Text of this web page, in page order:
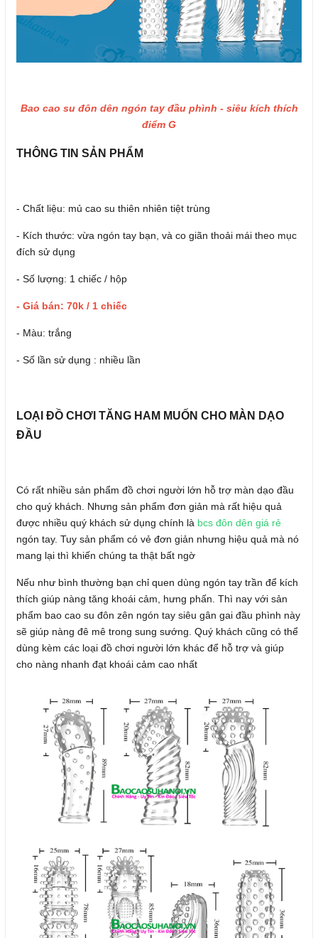
Bao cao su đôn dên ngón tay đầu phình - siêu kích thích
điểm G
THÔNG TIN SẢN PHẨM
- Chất liệu: mủ cao su thiên nhiên tiệt trùng
- Kích thước: vừa ngón tay bạn, và co giãn thoải mái theo mục
đích sử dụng
- Số lượng: 1 chiếc / hộp
- Giá bán: 70k / 1 chiếc
- Màu: trắng
- Số lần sử dụng : nhiều lần
LOẠI ĐỒ CHƠI TĂNG HAM MUỐN CHO MÀN DẠO
ĐẦU
Có rất nhiều sản phẩm đồ chơi người lớn hỗ trợ màn dạo đầu
cho quý khách. Nhưng sản phẩm đơn giản mà rất hiệu quả
được nhiều quý khách sử dụng chính là bcs đôn dên giá rẻ
ngón tay. Tuy sản phẩm có vẻ đơn giản nhưng hiệu quả mà nó
mang lại thì khiến chúng ta thật bất ngờ
Nếu như bình thường bạn chỉ quen dùng ngón tay trần để kích
thích giúp nàng tăng khoái cảm, hưng phấn. Thì nay với sản
phẩm bao cao su đôn zên ngón tay siêu gân gai đầu phình này
sẽ giúp nàng đê mê trong sung sướng. Quý khách cũng có thể
dùng kèm các loại đồ chơi người lớn khác để hỗ trợ và giúp
cho nàng nhanh đạt khoái cảm cao nhất